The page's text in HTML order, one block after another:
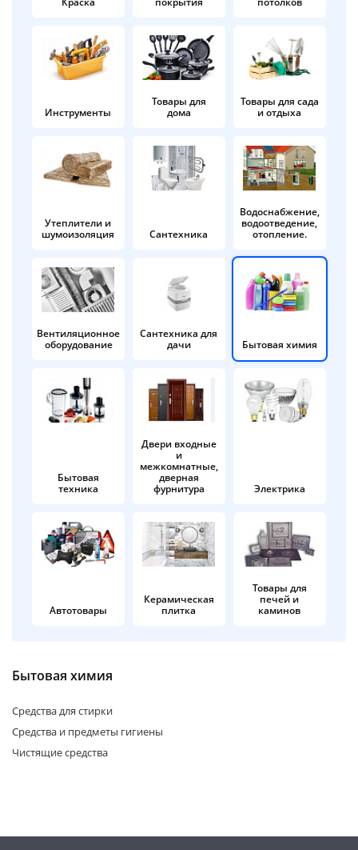
Инструменты
Товары для
дома
Товары для сада
и отдыха
Утеплители и
шумоизоляция
Сантехника
Водоснабжение,
водоотведение,
отопление.
Вентиляционное
оборудование
Сантехника для
дачи
Бытовая химия
Бытовая
техника
Двери входные
и
межкомнатные,
дверная
фурнитура
Электрика
Автотовары
Керамическая
плитка
Товары для
печей и
каминов
Бытовая химия
Средства для стирки
Средства и предметы гигиены
Чистящие средства
в корзину
Оплачивайте сегодня только
25% картой любого банка
Получайте товар
выбранный способом
Оставшиеся
% будут
по25%каждые 2 недели
Подробнее
об оплате Плайтом
раз в 2
недели
раз в 2 недели
Остались вопросы?
8 800 302-02-51
plait.ru